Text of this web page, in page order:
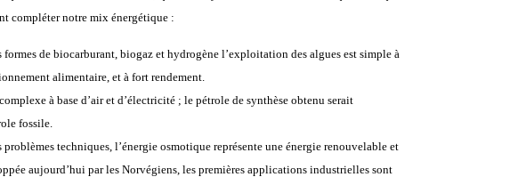
compléter notre mix énergétique :
formes de biocarburant, biogaz et hydrogène l’exploitation des algues est simple à
alimentaire, et à fort rendement.
à base d’air et d’électricité ; le pétrole de synthèse obtenu serait
fossile.
techniques, l’énergie osmotique représente une énergie renouvelable et
aujourd’hui par les Norvégiens, les premières applications industrielles sont